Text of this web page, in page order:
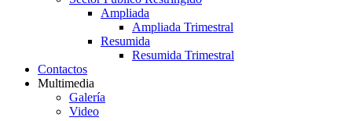
Ampliada
Ampliada Trimestral
Resumida
Resumida Trimestral
Contactos
Multimedia
Galería
Video